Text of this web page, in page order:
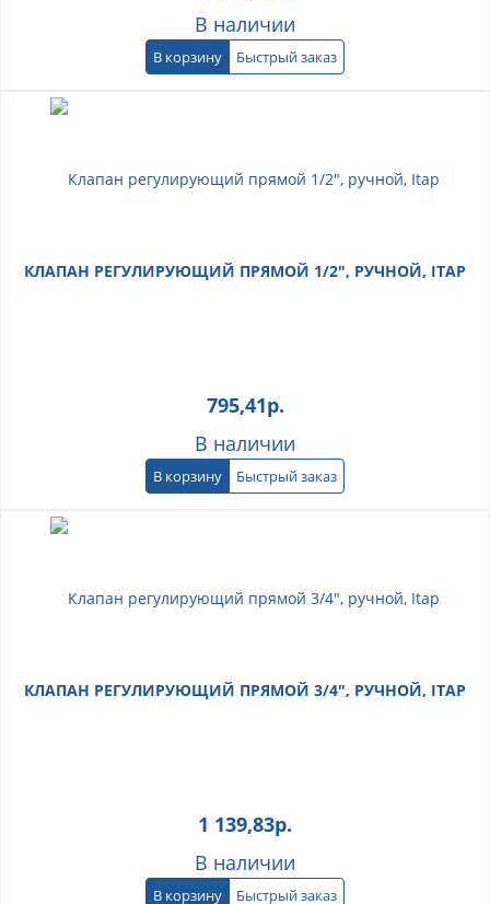
В наличии
В корзину Быстрый заказ
КЛАПАН РЕГУЛИРУЮЩИЙ ПРЯМОЙ 1/2", РУЧНОЙ, ITAP
795,41р.
В наличии
В корзину Быстрый заказ
КЛАПАН РЕГУЛИРУЮЩИЙ ПРЯМОЙ 3/4", РУЧНОЙ, ITAP
1 139,83р.
В наличии
В корзину Быстрый заказ